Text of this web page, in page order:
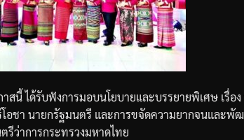
าสนี้ได้รับฟังการมอบนโยบายและบรรยายพิเศษ เรื่อง
อชา นายกรัฐมนตรี และการขจัดความยากจนและพั
รีว่าการกระทรวงมหาดไทย